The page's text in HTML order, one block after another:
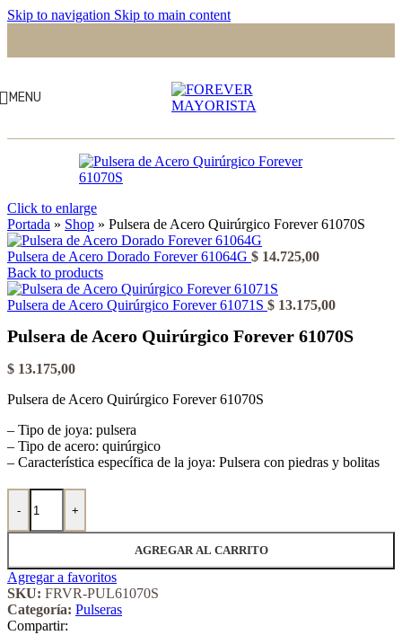
Skip to navigation Skip to main content
MENU
Click to enlarge
Portada » Shop » Pulsera de Acero Quirúrgico Forever 61070S
Pulsera de Acero Dorado Forever 61064G $ 14.725,00
Back to products
Pulsera de Acero Quirúrgico Forever 61071S $ 13.175,00
Pulsera de Acero Quirúrgico Forever 61070S
$ 13.175,00
Pulsera de Acero Quirúrgico Forever 61070S
– Tipo de joya: pulsera
– Tipo de acero: quirúrgico
– Característica específica de la joya: Pulsera con piedras y bolitas
-
Pulsera de Acero Quirúrgico Forever 61070S cantidad
+
AGREGAR AL CARRITO
Agregar a favoritos
SKU: FRVR-PUL61070S
Categoría: Pulseras
Compartir: